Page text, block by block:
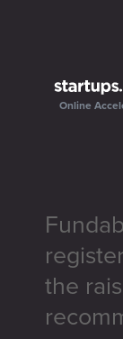
Online
the